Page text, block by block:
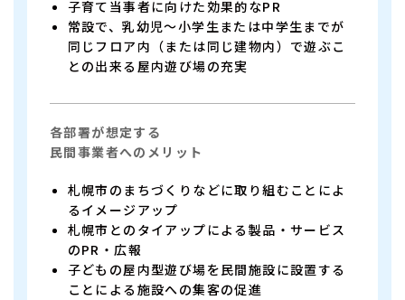
子育て当事者に向けた効果的なPR
常設で、乳幼児～小学生または中学生までが
同じフロア内（または同じ建物内）で遊ぶこ
との出来る屋内遊び場の充実
各部署が想定する
民間事業者へのメリット
札幌市のまちづくりなどに取り組むことによ
るイメージアップ
札幌市とのタイアップによる製品・サービス
のPR・広報
子どもの屋内型遊び場を民間施設に設置する
ことによる施設への集客の促進